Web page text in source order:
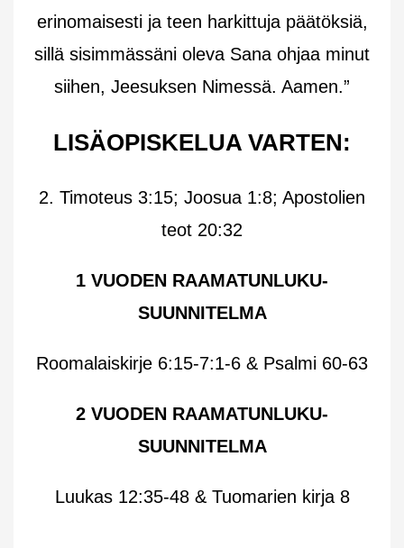
erinomaisesti ja teen harkittuja päätöksiä,
sillä sisimmässäni oleva Sana ohjaa minut
siihen, Jeesuksen Nimessä. Aamen.”
LISÄOPISKELUA VARTEN:
2. Timoteus 3:15; Joosua 1:8; Apostolien
teot 20:32
1 VUODEN RAAMATUNLUKU-
SUUNNITELMA
Roomalaiskirje 6:15-7:1-6 & Psalmi 60-63
2 VUODEN RAAMATUNLUKU-
SUUNNITELMA
Luukas 12:35-48 & Tuomarien kirja 8